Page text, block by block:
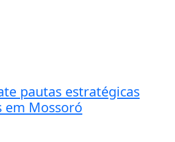
pautas estratégicas
em Mossoró